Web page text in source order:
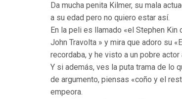
Da mucha penita Kilmer, su mala
a su edad pero no quiero estar así.
En la peli es llamado «el Stephen
John Travolta » y mira que adoro su
recordaba, y he visto a un pobre
Y si además, ves la puta trama de lo
de argumento, piensas «coño y el
empeora.